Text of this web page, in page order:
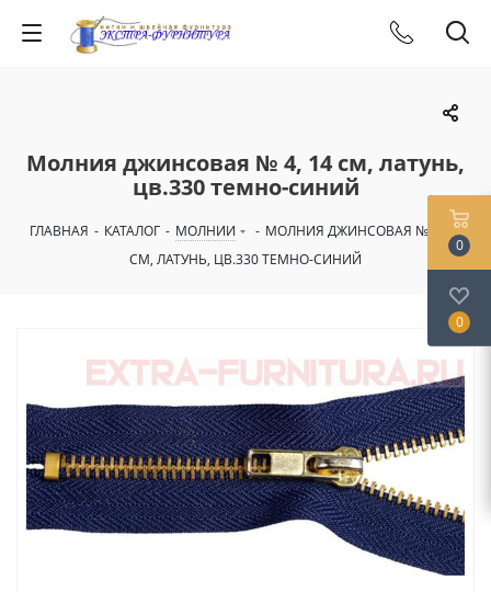
Молния джинсовая № 4, 14 см, латунь,
цв.330 темно-синий
ГЛАВНАЯ - КАТАЛОГ - МОЛНИИ - МОЛНИЯ ДЖИНСОВАЯ № 4, 14
СМ, ЛАТУНЬ, ЦВ.330 ТЕМНО-СИНИЙ
0
0